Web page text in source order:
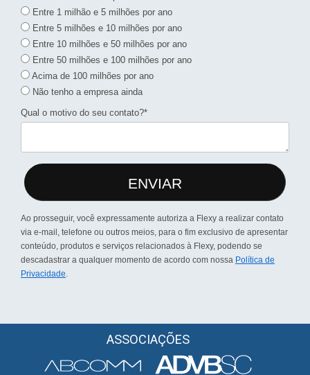
Entre 1 milhão e 5 milhões por ano
Entre 5 milhões e 10 milhões por ano
Entre 10 milhões e 50 milhões por ano
Entre 50 milhões e 100 milhões por ano
Acima de 100 milhões por ano
Não tenho a empresa ainda
Qual o motivo do seu contato?*
ENVIAR
Ao prosseguir, você expressamente autoriza a Flexy a realizar contato
via e-mail, telefone ou outros meios, para o fim exclusivo de apresentar
conteúdo, produtos e serviços relacionados à Flexy, podendo se
descadastrar a qualquer momento de acordo com nossa Política de
Privacidade.
ASSOCIAÇÕES